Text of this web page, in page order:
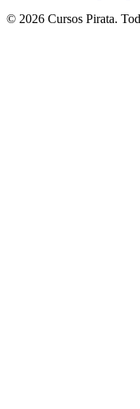
© 2026 Cursos Pirata.